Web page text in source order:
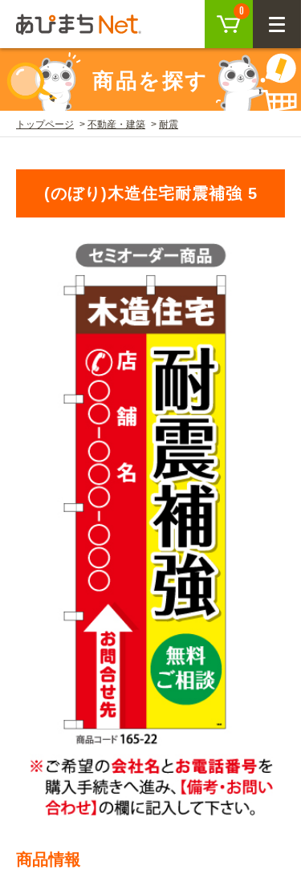
0
CLOSE
ログイン
会員登録
商品を探す
SEARCH
KEYWORD
注目キーワード
韓国グルメ 駐車場
飲食 住まい・暮らし
美容・健康 地域・観光
イベント・季節 不動産・建築
カルチャー・教養 娯楽
車・バイク関連 その他
OTHER ITEMS
関連アイテムを見る
ORIGINAL ORDER
ご利用ガイド
USER GUIDE
ご利用ガイド トップ
取り扱い商品一覧
既製デザイン商品注文方法
オリジナルオーダー注文方法
お届け納期と配送方法
お支払方法
初めての方へ
BEGINNER'S GUIDE
商品について
お客様の声
よくある質問
オリジナルオーダー制作事例
商品を探す
トップページ 不動産・建築 耐震
(のぼり)木造住宅耐震補強 5
商品情報